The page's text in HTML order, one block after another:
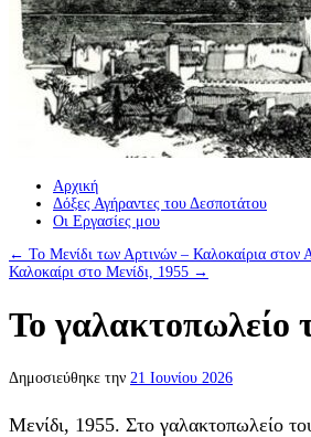
Αρχική
Δόξες Αγήραντες του Δεσποτάτου
Οι Eργασίες μου
← Το Μενίδι των Αρτινών – Καλοκαίρια στον
Καλοκαίρι στο Μενίδι, 1955 →
Το γαλακτοπωλείο
Δημοσιεύθηκε την 21 Ιουνίου 2026
Μενίδι, 1955. Στο γαλακτοπωλείο